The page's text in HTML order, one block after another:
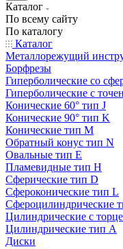
Каталог
По всему сайту
По каталогу
Каталог
Металлорежущий
Борфрезы
Гиперболические cо
Гиперболические с
Конические 60° тип J
Конические 90° тип K
Конические тип M
Обратный конус тип N
Овальные тип E
Пламевидные тип H
Сферические тип D
Сфероконические тип L
Сфероцилиндрические
Цилиндрические с
Цилиндрические тип А
Диски